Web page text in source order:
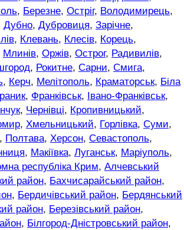
, Березне, Остріг, Володимирець,
Дубно, Дубровиця, Зарічне,
, Клевань, Клесів, Корець,
Млинів, Оржів, Острог, Радивилів,
, Рокитне, Сарни, Смига,
, Керч, Мелітополь, Краматорськ, Біла
, Франківськ, Івано-Франківськ,
, Чернівці, Кропивницький,
, Хмельницький, Горлівка, Суми,
, Полтава, Херсон, Севастополь,
, Макіївка, Луганськ, Маріуполь,
республіка Крим, Алчевський
район, Бахчисарайський район,
, Бердичівський район, Бердянський
район, Березівський район,
, Білгород-Дністровський район,